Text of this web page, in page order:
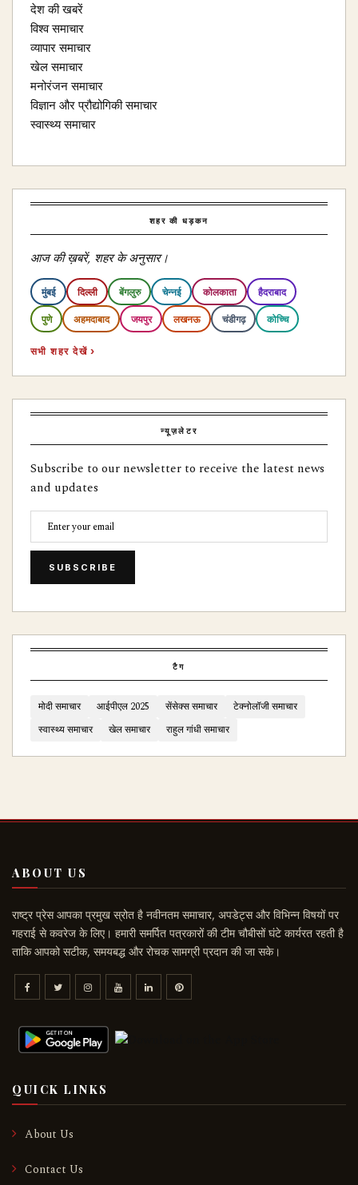
देश की खबरें
विश्व समाचार
व्यापार समाचार
खेल समाचार
मनोरंजन समाचार
विज्ञान और प्रौद्योगिकी समाचार
स्वास्थ्य समाचार
शहर की धड़कन
आज की ख़बरें, शहर के अनुसार।
मुंबई दिल्ली बेंगलुरु चेन्नई कोलकाता हैदराबाद
पुणे अहमदाबाद जयपुर लखनऊ चंडीगढ़ कोच्चि
सभी शहर देखें ›
न्यूज़लेटर
Subscribe to our newsletter to receive the latest news
and updates
SUBSCRIBE
टैग
मोदी समाचार आईपीएल 2025 सेंसेक्स समाचार
टेक्नोलॉजी समाचार
स्वास्थ्य समाचार
खेल समाचार राहुल गांधी समाचार
ABOUT US
राष्ट्र प्रेस आपका प्रमुख स्रोत है नवीनतम समाचार, अपडेट्स और विभिन्न विषयों पर
गहराई से कवरेज के लिए। हमारी समर्पित पत्रकारों की टीम चौबीसों घंटे कार्यरत रहती है
ताकि आपको सटीक, समयबद्ध और रोचक सामग्री प्रदान की जा सके।
QUICK LINKS
About Us
Contact Us